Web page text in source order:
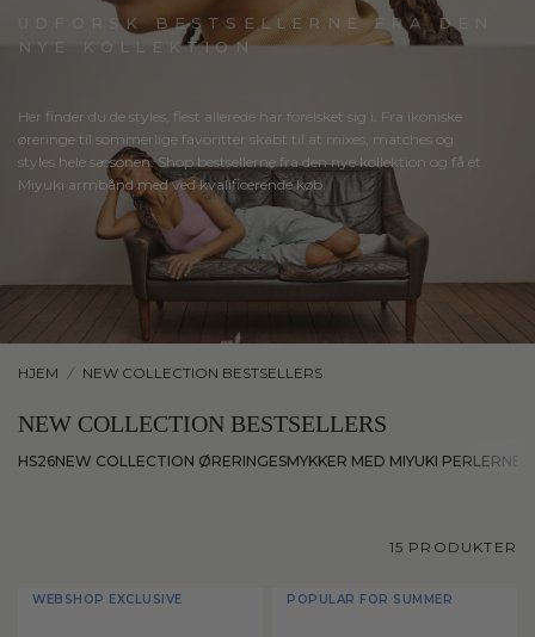
UDFORSK BESTSELLERNE FRA DEN
NYE KOLLEKTION
Her finder du de styles, flest allerede har forelsket sig i. Fra ikoniske
øreringe til sommerlige favoritter skabt til at mixes, matches og
styles hele sæsonen. Shop bestsellerne fra den nye kollektion og få et
Miyuki armbånd med ved kvalificerende køb.
HJEM / NEW COLLECTION BESTSELLERS
NEW COLLECTION BESTSELLERS
HS26NEW COLLECTION ØRERINGESMYKKER MED MIYUKI PERLER
15 PRODUKTER
WEBSHOP EXCLUSIVE POPULAR FOR SUMMER